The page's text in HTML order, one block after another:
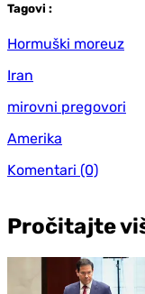
Tagovi :
Hormuški moreuz
Iran
mirovni pregovori
Amerika
Komentari (0)
Pročitajte